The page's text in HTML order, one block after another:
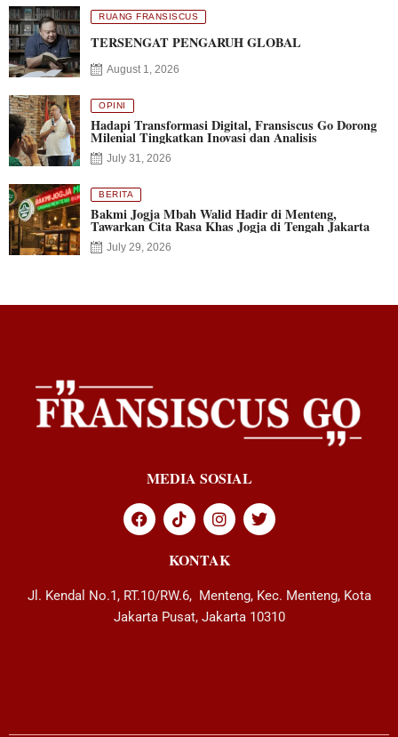
RUANG FRANSISCUS
TERSENGAT PENGARUH GLOBAL
August 1, 2026
OPINI
Hadapi Transformasi Digital, Fransiscus Go Dorong
Milenial Tingkatkan Inovasi dan Analisis
July 31, 2026
BERITA
Bakmi Jogja Mbah Walid Hadir di Menteng,
Tawarkan Cita Rasa Khas Jogja di Tengah Jakarta
July 29, 2026
MEDIA SOSIAL
KONTAK
Jl. Kendal No.1, RT.10/RW.6, Menteng, Kec. Menteng, Kota
Jakarta Pusat, Jakarta 10310